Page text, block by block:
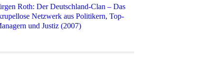
Roth: Der Deutschland-Clan – Das
Netzwerk aus Politikern, Top-
und Justiz (2007)